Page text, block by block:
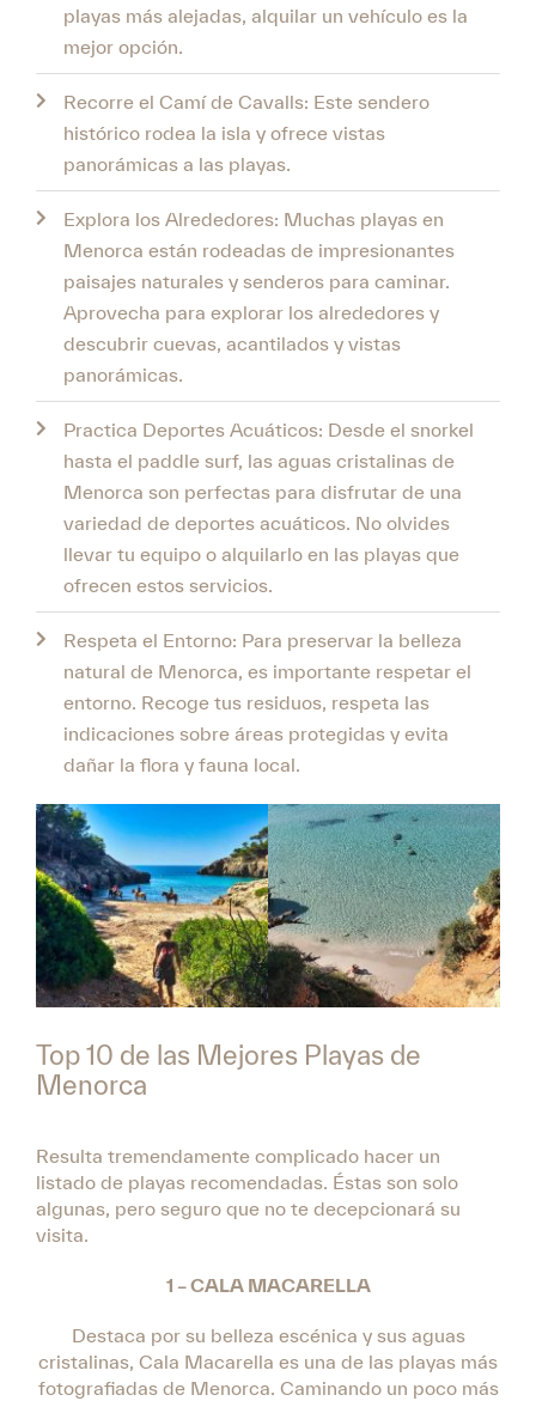
playas más alejadas, alquilar un vehículo es la
mejor opción.
Recorre el Camí de Cavalls: Este sendero
histórico rodea la isla y ofrece vistas
panorámicas a las playas.
Explora los Alrededores: Muchas playas en
Menorca están rodeadas de impresionantes
paisajes naturales y senderos para caminar.
Aprovecha para explorar los alrededores y
descubrir cuevas, acantilados y vistas
panorámicas.
Practica Deportes Acuáticos: Desde el snorkel
hasta el paddle surf, las aguas cristalinas de
Menorca son perfectas para disfrutar de una
variedad de deportes acuáticos. No olvides
llevar tu equipo o alquilarlo en las playas que
ofrecen estos servicios.
Respeta el Entorno: Para preservar la belleza
natural de Menorca, es importante respetar el
entorno. Recoge tus residuos, respeta las
indicaciones sobre áreas protegidas y evita
dañar la flora y fauna local.
Top 10 de las Mejores Playas de
Menorca
Resulta tremendamente complicado hacer un
listado de playas recomendadas. Éstas son solo
algunas, pero seguro que no te decepcionará su
visita.
1 – CALA MACARELLA
Destaca por su belleza escénica y sus aguas
cristalinas, Cala Macarella es una de las playas más
fotografiadas de Menorca. Caminando un poco más